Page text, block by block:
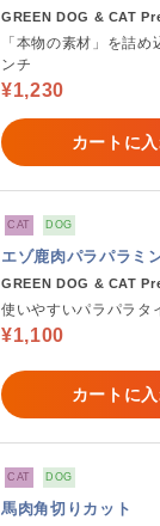
GREEN DOG & CAT
「本物の素材」を詰
ンチ
¥1,230
カートに
CAT DOG
エゾ鹿肉パラパラミ
GREEN DOG & CAT
使いやすいパラパラタ
¥1,100
カートに
CAT DOG
馬肉角切りカット